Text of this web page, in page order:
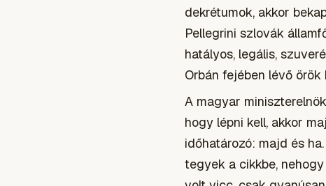
dekrétumok, akkor
Pellegrini szlovák
hatályos, legális,
Orbán fejében lévő örök
A magyar
hogy lépni kell, akkor
időhatározó: majd és
tegyek a cikkbe,